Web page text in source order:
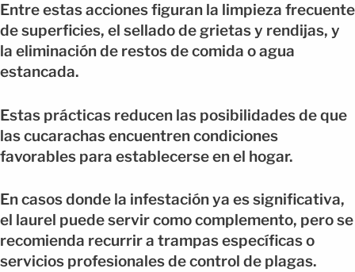
Entre estas acciones figuran la limpieza frecuente
de superficies, el sellado de grietas y rendijas, y
la eliminación de restos de comida o agua
estancada.
Estas prácticas reducen las posibilidades de que
las cucarachas encuentren condiciones
favorables para establecerse en el hogar.
En casos donde la infestación ya es significativa,
el laurel puede servir como complemento, pero se
recomienda recurrir a trampas específicas o
servicios profesionales de control de plagas.